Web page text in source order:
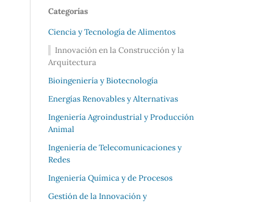
Categorías
Ciencia y Tecnología de Alimentos
Innovación en la Construcción y la
Arquitectura
Bioingeniería y Biotecnología
Energías Renovables y Alternativas
Ingeniería Agroindustrial y Producción
Animal
Ingeniería de Telecomunicaciones y
Redes
Ingeniería Química y de Procesos
Gestión de la Innovación y